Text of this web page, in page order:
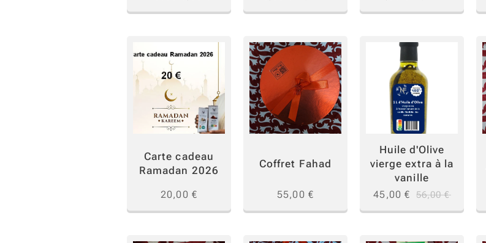
Carte cadeau
Ramadan 2026
20,00 €
Coffret Fahad
55,00 €
Huile d'Olive
vierge extra à la
vanille
45,00 € 56,00€